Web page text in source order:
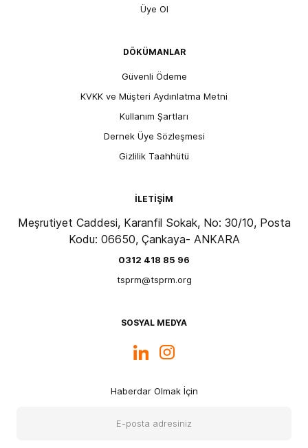
Üye Ol
DÖKÜMANLAR
Güvenli Ödeme
KVKK ve Müşteri Aydınlatma Metni
Kullanım Şartları
Dernek Üye Sözleşmesi
Gizlilik Taahhütü
İLETİŞİM
Meşrutiyet Caddesi, Karanfil Sokak, No: 30/10, Posta
Kodu: 06650, Çankaya- ANKARA
0312 418 85 96
tsprm@tsprm.org
SOSYAL MEDYA
Haberdar Olmak İçin